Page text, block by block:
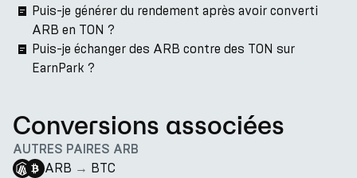
Puis-je générer du rendement après avoir converti
ARB en TON ?
Puis-je échanger des ARB contre des TON sur
EarnPark ?
Conversions associées
AUTRES PAIRES ARB
ARB → BTC